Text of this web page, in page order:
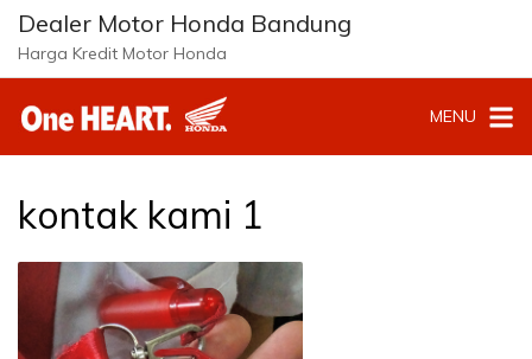
Langsung
konten
Dealer Motor Honda Bandung
Harga Kredit Motor Honda
MENU
kontak kami 1